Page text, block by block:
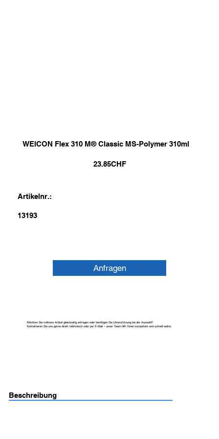
WEICON Flex 310 M® Classic MS-Polymer 310ml
23.85CHF
Artikelnr.:
13193
Anfragen
Möchten Sie mehrere Artikel gleichzeitig anfragen oder benötigen Sie Unterstützung bei der Auswahl?
Kontaktieren Sie uns gerne direkt telefonisch oder per E-Mail – unser Team hilft Ihnen kompetent und schnell weiter.
Beschreibung